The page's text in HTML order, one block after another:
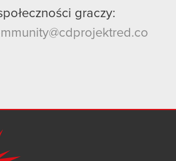
graczy: